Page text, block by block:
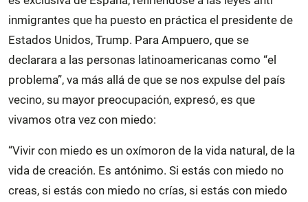
inmigrantes que ha puesto en práctica el presidente de
Estados Unidos, Trump. Para Ampuero, que se
declarara a las personas latinoamericanas como “el
problema”, va más allá de que se nos expulse del país
vecino, su mayor preocupación, expresó, es que
vivamos otra vez con miedo:
“Vivir con miedo es un oxímoron de la vida natural, de la
vida de creación. Es antónimo. Si estás con miedo no
creas, si estás con miedo no crías, si estás con miedo